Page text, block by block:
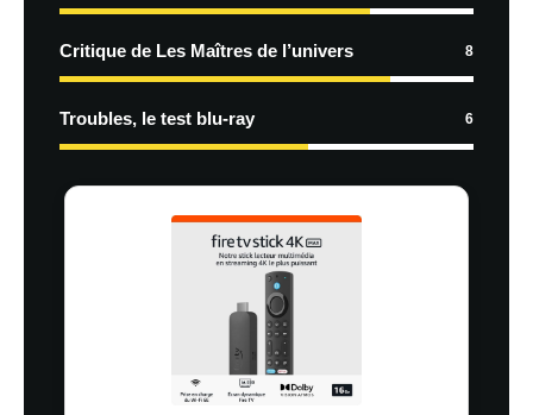
Critique de Les Maîtres de l’univers 8
Troubles, le test blu-ray 6